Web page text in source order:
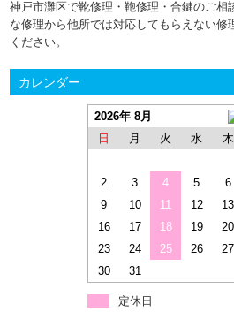
神戸市灘区で靴修理・鞄修理・合鍵のご相
な修理から他所では対応してもらえない修
ください。
カレンダー
2026年 8月
日
月 火 水 木
2
3 4 5 6
9
10 11 12 13
16
17 18 19 20
23
24 25 26 27
30
31
定休日